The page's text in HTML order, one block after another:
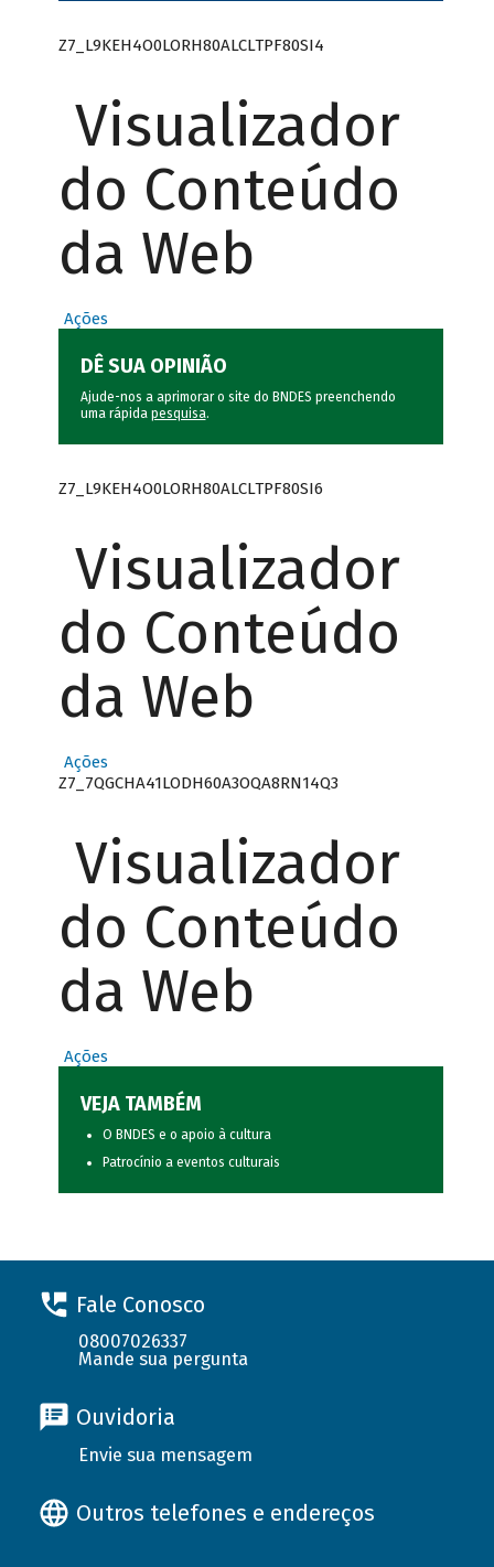
Z7_L9KEH4O0LORH80ALCLTPF80SI4
Visualizador
do Conteúdo
da Web
Ações
DÊ SUA OPINIÃO
Ajude-nos a aprimorar o site do BNDES preenchendo
uma rápida pesquisa.
Z7_L9KEH4O0LORH80ALCLTPF80SI6
Visualizador
do Conteúdo
da Web
Ações
Z7_7QGCHA41LODH60A3OQA8RN14Q3
Visualizador
do Conteúdo
da Web
Ações
VEJA TAMBÉM
O BNDES e o apoio à cultura
Patrocínio a eventos culturais
Fale Conosco
08007026337
Mande sua pergunta
Ouvidoria
Envie sua mensagem
Outros telefones e endereços